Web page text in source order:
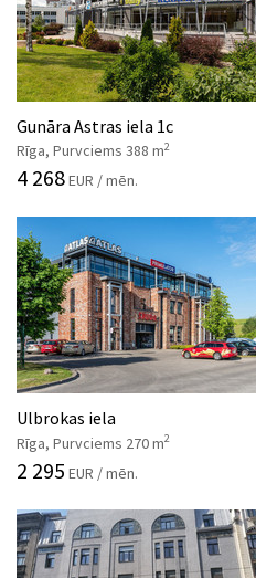
Gunāra Astras iela 1c
Rīga, Purvciems 388 m2
4 268EUR / mēn.
Ulbrokas iela
Rīga, Purvciems 270 m2
2 295 EUR / mēn.